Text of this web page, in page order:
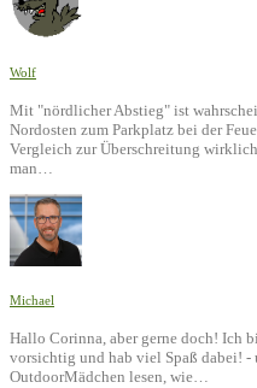
Wolf
Mit "nördlicher Abstieg" ist
Nordosten zum Parkplatz bei der
Vergleich zur Überschreitung
man…
Michael
Hallo Corinna, aber gerne doch! Ich
vorsichtig und hab viel Spaß dabei! -
OutdoorMädchen lesen, wie…